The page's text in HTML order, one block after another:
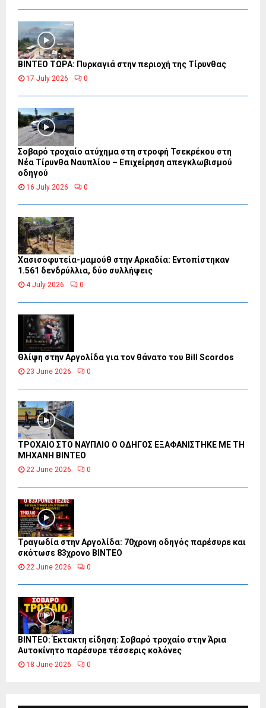
ΒΙΝΤΕΟ ΤΩΡΑ: Πυρκαγιά στην περιοχή της Τίρυνθας
17 July 2026 0
Σοβαρό τροχαίο ατύχημα στη στροφή Τσεκρέκου στη
Νέα Τίρυνθα Ναυπλίου – Επιχείρηση απεγκλωβισμού
οδηγού
16 July 2026 0
Χασισοφυτεία-μαμούθ στην Αρκαδία: Εντοπίστηκαν
1.561 δενδρύλλια, δύο συλλήψεις
4 July 2026 0
Θλίψη στην Αργολίδα για τον θάνατο του Bill Scordos
23 June 2026 0
ΤΡΟΧΑΙΟ ΣΤΟ ΝΑΥΠΛΙΟ Ο ΟΔΗΓΟΣ ΕΞΑΦΑΝΙΣΤΗΚΕ ΜΕ ΤΗ
ΜΗΧΑΝΗ ΒΙΝΤΕΟ
22 June 2026 0
Τραγωδία στην Αργολίδα: 70χρονη οδηγός παρέσυρε και
σκότωσε 83χρονο ΒΙΝΤΕΟ
22 June 2026 0
ΒΙΝΤΕΟ: Έκτακτη είδηση: Σοβαρό τροχαίο στην Άρια
Αυτοκίνητο παρέσυρε τέσσερις κολόνες
18 June 2026 0